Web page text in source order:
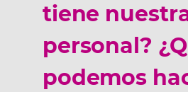
tiene
personal?
podemos